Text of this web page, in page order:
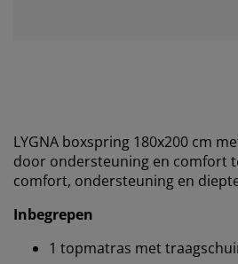
LYGNA boxspring 180x200 cm
door ondersteuning en comfort
comfort, ondersteuning en
Inbegrepen
1 topmatras met